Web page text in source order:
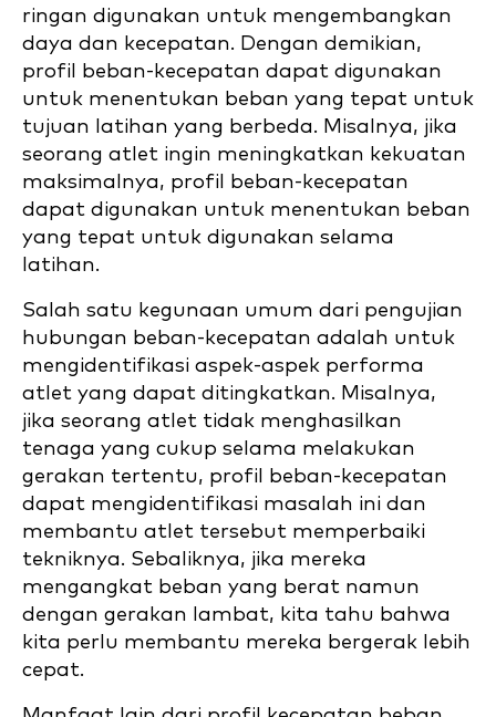
ringan digunakan untuk mengembangkan
daya dan kecepatan. Dengan demikian,
profil beban-kecepatan dapat digunakan
untuk menentukan beban yang tepat untuk
tujuan latihan yang berbeda. Misalnya, jika
seorang atlet ingin meningkatkan kekuatan
maksimalnya, profil beban-kecepatan
dapat digunakan untuk menentukan beban
yang tepat untuk digunakan selama
latihan.
Salah satu kegunaan umum dari pengujian
hubungan beban-kecepatan adalah untuk
mengidentifikasi aspek-aspek performa
atlet yang dapat ditingkatkan. Misalnya,
jika seorang atlet tidak menghasilkan
tenaga yang cukup selama melakukan
gerakan tertentu, profil beban-kecepatan
dapat mengidentifikasi masalah ini dan
membantu atlet tersebut memperbaiki
tekniknya. Sebaliknya, jika mereka
mengangkat beban yang berat namun
dengan gerakan lambat, kita tahu bahwa
kita perlu membantu mereka bergerak lebih
cepat.